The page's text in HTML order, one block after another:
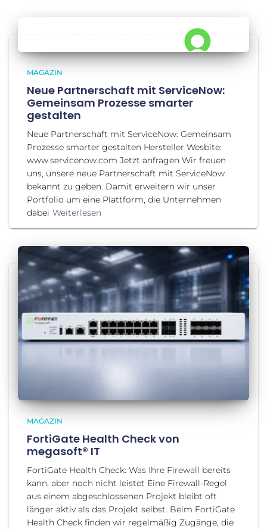
MAGAZIN
Neue Partnerschaft mit ServiceNow:
Gemeinsam Prozesse smarter
gestalten
Neue Partnerschaft mit ServiceNow: Gemeinsam
Prozesse smarter gestalten Hersteller Wesbite:
www.servicenow.com Jetzt anfragen Wir freuen
uns, unsere neue Partnerschaft mit ServiceNow
bekannt zu geben. Damit erweitern wir unser
Portfolio um eine Plattform, die Unternehmen
dabei Weiterlesen
MAGAZIN
FortiGate Health Check von
megasoft® IT
FortiGate Health Check: Was Ihre Firewall bereits
kann, aber noch nicht leistet Eine Firewall-Regel
aus einem abgeschlossenen Projekt bleibt oft
länger aktiv als das Projekt selbst. Beim FortiGate
Health Check finden wir regelmäßig Zugänge, die